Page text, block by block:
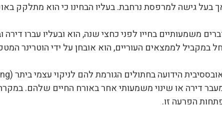
בעל גישה למרפסת נרחבת. בעליו הבחינו כי הוא מתלקק
משמעותיים בחייו לפני כחצי שנה, הוא ובעליו עברו
במקביל לממצאים העוריים, הוא אובחן על ידי הוטרינר
הידועה בחתולים הגורמת להם לניקוי עצמי ביתר (
דירה או שינוי משמעותי אחר באורח החיים שלהם.
הפרעה זו.